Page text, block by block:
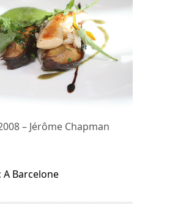
– Jérôme Chapman
A Barcelone